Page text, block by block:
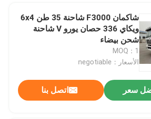
شاكمان F3000 شاحنة 35 طن 6x4
ويكاي 336 حصان يورو V شاحنة
شحن بيضاء
MOQ：1
الأسعار：negotiable
سعر اتصل بنا